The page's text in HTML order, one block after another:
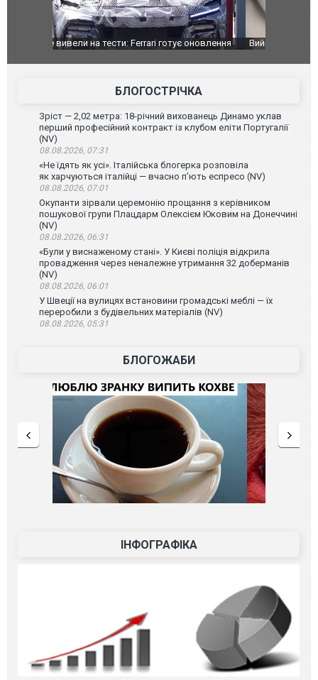
Вийшов трейлер нової екранізації легендарного
БЛОГОСТРІЧКА
Зріст — 2,02 метра: 18-річний вихованець Динамо уклав
перший професійний контракт із клубом еліти Португалії
(NV)
08.08.2026, 07:31
«Не їдять як усі». Італійська блогерка розповіла
як харчуються італійці — вчасно п’ють еспресо (NV)
08.08.2026, 07:01
Окупанти зірвали церемонію прощання з керівником
пошукової групи Плацдарм Олексієм Юковим на Донеччині
(NV)
08.08.2026, 06:31
«Були у виснаженому стані». У Києві поліція відкрила
провадження через неналежне утримання 32 доберманів
(NV)
08.08.2026, 06:01
У Швеції на вулицях встановини громадські меблі — їх
переробили з будівельних матеріалів (NV)
08.08.2026, 05:31
БЛОГОЖАБИ
ІНФОГРАФІКА